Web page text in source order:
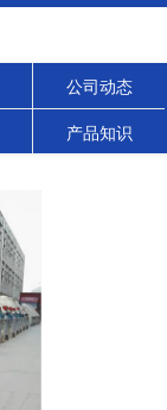
公司动态
产品知识